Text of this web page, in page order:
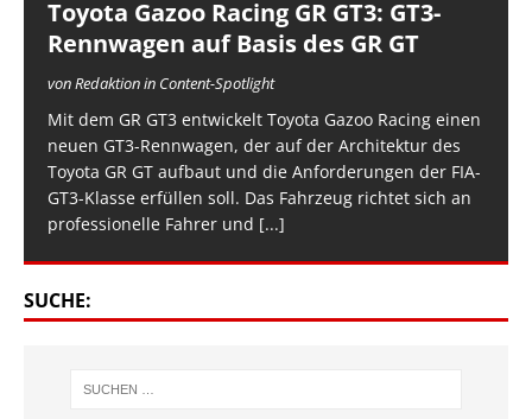
Toyota Gazoo Racing GR GT3: GT3-
Rennwagen auf Basis des GR GT
von Redaktion in Content-Spotlight
Mit dem GR GT3 entwickelt Toyota Gazoo Racing einen
neuen GT3-Rennwagen, der auf der Architektur des
Toyota GR GT aufbaut und die Anforderungen der FIA-
GT3-Klasse erfüllen soll. Das Fahrzeug richtet sich an
professionelle Fahrer und [...]
SUCHE: